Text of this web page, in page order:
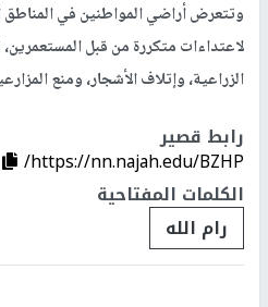
وتتعرض أراضي المواطنين في المناطق
لاعتداءات متكررة من قبل
الزراعية، وإتلاف الأشجار، ومنع
رابط قصير
https://nn.najah.edu/BZHP/
الكلمات المفتاحية
رام الله